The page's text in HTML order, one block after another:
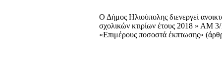
Ο Δήμος Ηλιούπολης διενεργεί
σχολικών κτιρίων έτους 2018 » ΑΜ
«Επιμέρους ποσοστά έκπτωσης»